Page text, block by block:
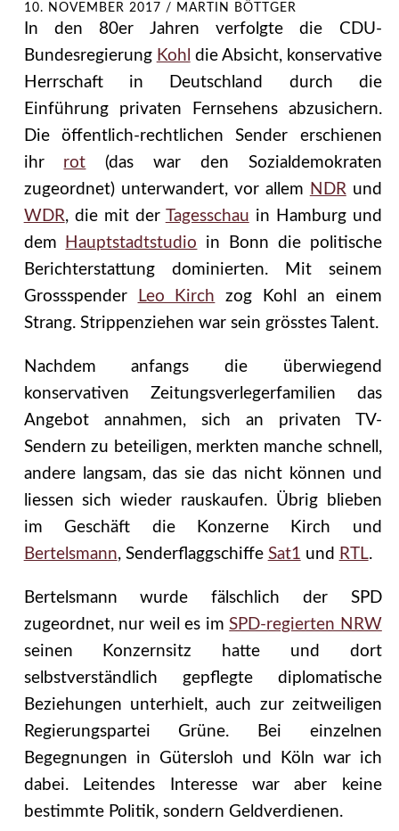
10. NOVEMBER 2017 / MARTIN BÖTTGER
In den 80er Jahren verfolgte die CDU-
Bundesregierung Kohl die Absicht, konservative
Herrschaft in Deutschland durch die
Einführung privaten Fernsehens abzusichern.
Die öffentlich-rechtlichen Sender erschienen
ihr rot (das war den Sozialdemokraten
zugeordnet) unterwandert, vor allem NDRund
WDR, die mit der Tagesschau in Hamburg und
dem
Hauptstadtstudio in Bonn die politische
Berichterstattung dominierten. Mit seinem
Grossspender
Leo Kirch zog Kohl an einem
Strang. Strippenziehen war sein grösstes Talent.
Nachdem anfangs die überwiegend
konservativen Zeitungsverlegerfamilien das
Angebot annahmen, sich an privaten TV-
Sendern zu beteiligen, merkten manche schnell,
andere langsam, das sie das nicht können und
liessen sich wieder rauskaufen. Übrig blieben
im Geschäft die Konzerne Kirch und
Bertelsmann, Senderflaggschiffe Sat1 und RTL.
Bertelsmann wurde fälschlich der SPD
zugeordnet, nur weil es imSPD-regierten NRW
seinen Konzernsitz hatte und dort
selbstverständlich gepflegte diplomatische
Beziehungen unterhielt, auch zur zeitweiligen
Regierungspartei Grüne. Bei einzelnen
Begegnungen in Gütersloh und Köln war ich
dabei. Leitendes Interesse war aber keine
bestimmte Politik, sondern Geldverdienen.